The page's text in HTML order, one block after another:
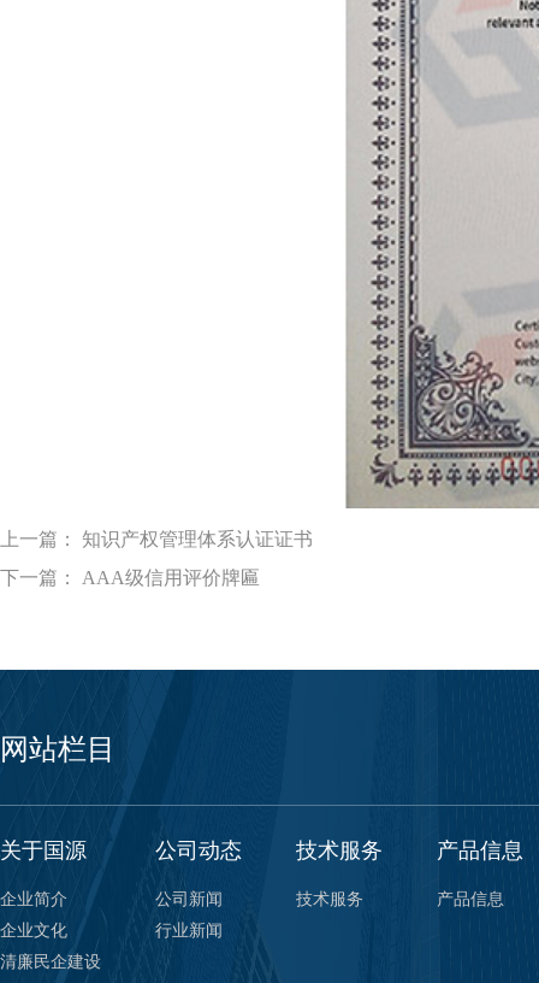
上一篇： 知识产权管理体系认证证书
下一篇： AAA级信用评价牌匾
网站栏目
关于国源
企业简介
企业文化
清廉民企建设
公司动态
公司新闻
行业新闻
技术服务
技术服务
产品信息
产品信息